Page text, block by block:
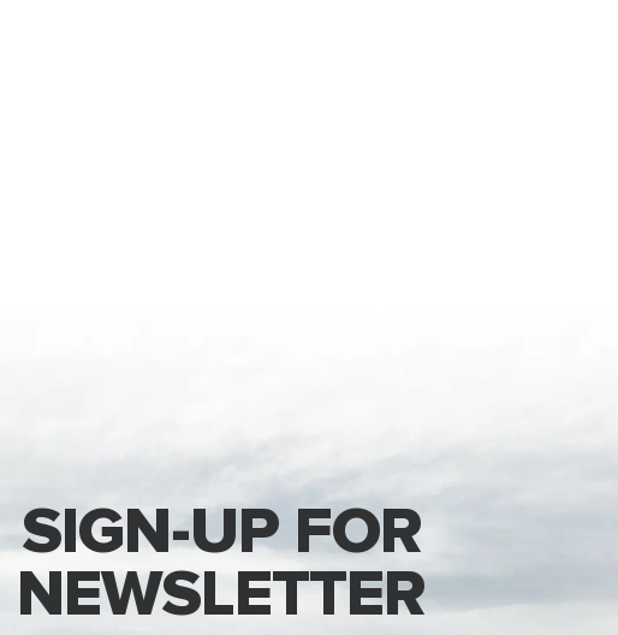
SIGN-UP FOR
NEWSLETTER